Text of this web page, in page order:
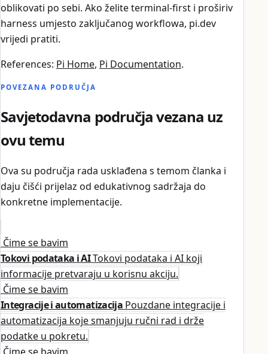
oblikovati po sebi. Ako želite terminal-first i proširiv
harness umjesto zaključanog workflowa, pi.dev
vrijedi pratiti.
References: Pi Home, Pi Documentation.
POVEZANA PODRUČJA
Savjetodavna područja vezana uz
ovu temu
Ova su područja rada usklađena s temom članka i
daju čišći prijelaz od edukativnog sadržaja do
konkretne implementacije.
Čime se bavim
Tokovi podataka i AITokovi podataka i AI koji
informacije pretvaraju u korisnu akciju.
Čime se bavim
Integracije i automatizacija Pouzdane integracije i
automatizacija koje smanjuju ručni rad i drže
podatke u pokretu.